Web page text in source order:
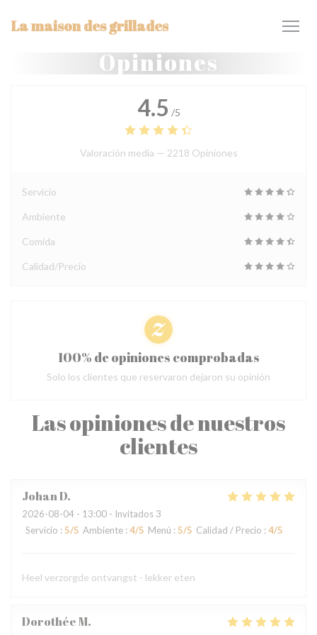
La maison des grillades
Opiniones
Las opiniones de nuestros
clientes
JohanD
2026-08-04 - 13:00 - Invitados 3
Servicio : 5/5 Ambiente : 4/5 Menú : 5/5 Calidad / Precio : 4/5
Heel verzorgde ontvangst - lekker eten
DorothéeM
4.5 /5
Valoración media — 2218 Opiniones
Servicio
Ambiente
Comida
Calidad/Precio
100% de opiniones comprobadas
Solo los clientes que reservaron dejaron su opinión